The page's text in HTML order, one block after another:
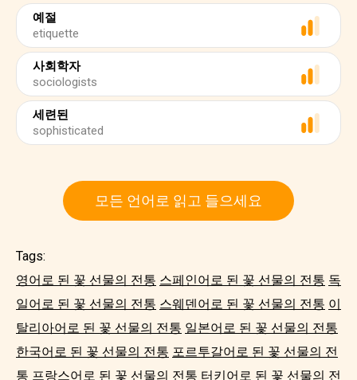
예절
etiquette
사회학자
sociologists
세련된
sophisticated
모든 언어로 읽고 들으세요
Tags:
영어로 된 꽃 선물의 전통 스페인어로 된 꽃 선물의 전통 독
일어로 된 꽃 선물의 전통 스웨덴어로 된 꽃 선물의 전통 이
탈리아어로 된 꽃 선물의 전통 일본어로 된 꽃 선물의 전통
한국어로 된 꽃 선물의 전통 포르투갈어로 된 꽃 선물의 전
통 프랑스어로 된 꽃 선물의 전통 터키어로 된 꽃 선물의 전